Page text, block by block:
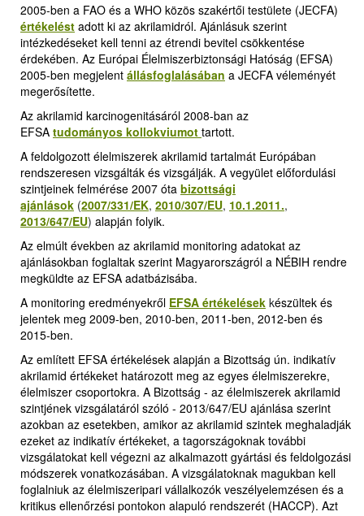
2005-ben a FAO és a WHO közös szakértői testülete (JECFA)
értékelést adott ki az akrilamidról. Ajánlásuk szerint
intézkedéseket kell tenni az étrendi bevitel csökkentése
érdekében. Az Európai Élelmiszerbiztonsági Hatóság (EFSA)
2005-ben megjelent állásfoglalásában a JECFA véleményét
megerősítette.
Az akrilamid karcinogenitásáról 2008-ban az
EFSA tudományos kollokviumot tartott.
A feldolgozott élelmiszerek akrilamid tartalmát Európában
rendszeresen vizsgálták és vizsgálják. A vegyület előfordulási
szintjeinek felmérése 2007 óta bizottsági
ajánlások (2007/331/EK, 2010/307/EU, 10.1.2011.,
2013/647/EU) alapján folyik.
Az elmúlt években az akrilamid monitoring adatokat az
ajánlásokban foglaltak szerint Magyarországról a NÉBIH rendre
megküldte az EFSA adatbázisába.
A monitoring eredményekről EFSA értékelések készültek és
jelentek meg 2009-ben, 2010-ben, 2011-ben, 2012-ben és
2015-ben.
Az említett EFSA értékelések alapján a Bizottság ún. indikatív
akrilamid értékeket határozott meg az egyes élelmiszerekre,
élelmiszer csoportokra. A Bizottság - az élelmiszerek akrilamid
szintjének vizsgálatáról szóló - 2013/647/EU ajánlása szerint
azokban az esetekben, amikor az akrilamid szintek meghaladják
ezeket az indikatív értékeket, a tagországoknak további
vizsgálatokat kell végezni az alkalmazott gyártási és feldolgozási
módszerek vonatkozásában. A vizsgálatoknak magukban kell
foglalniuk az élelmiszeripari vállalkozók veszélyelemzésen és a
kritikus ellenőrzési pontokon alapuló rendszerét (HACCP). Azt